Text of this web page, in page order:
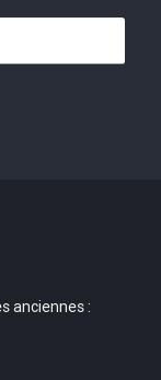
anciennes :